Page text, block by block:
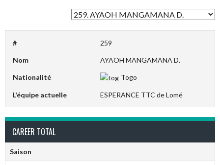
# 259
Nom AYAOH MANGAMANA D.
Nationalité Togo
L'équipe actuelle ESPERANCE TTC de Lomé
CAREER TOTAL
Saison